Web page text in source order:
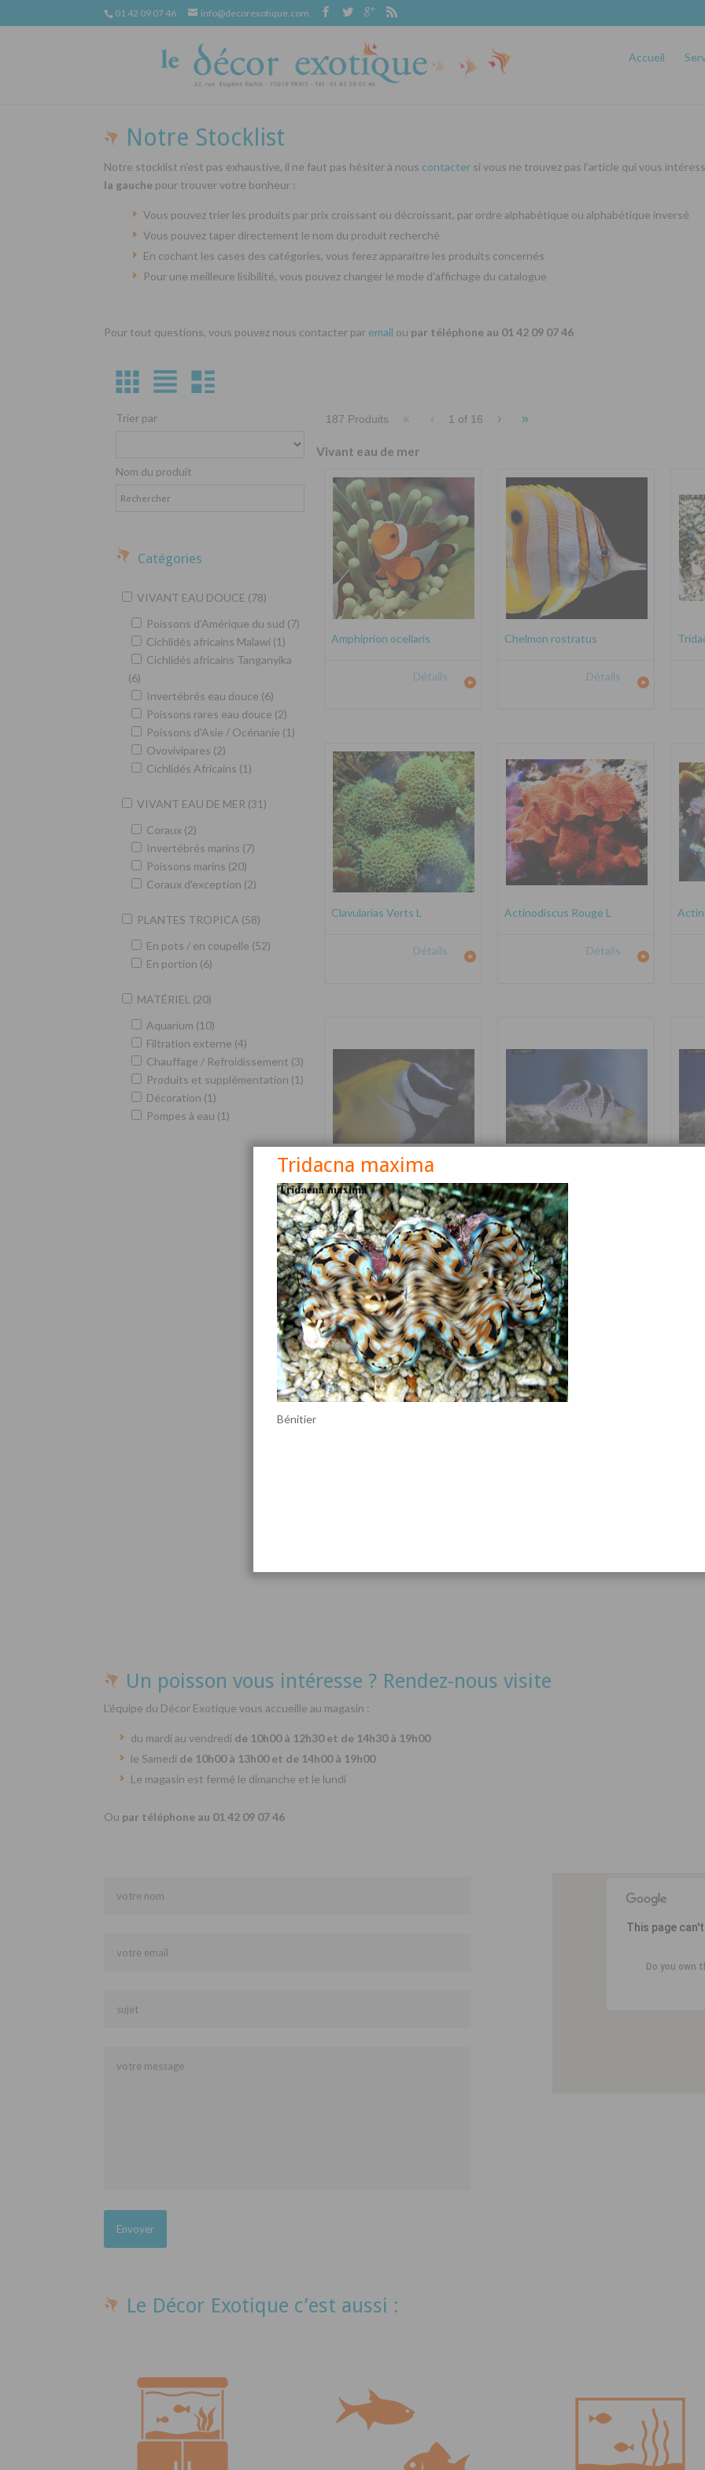
01 42 09 07 46 info@decorexotique.com
Accueil
Notre Stocklist
Notre stocklist n’est pas exhaustive, il ne faut pas hésiter à nous contacter si vous ne trouvez pas l’article qui vous
la gauche pour trouver votre bonheur :
Vous pouvez trier les produits par prix croissant ou décroissant, par ordre alphabétique ou alphabétique inversé
Vous pouvez taper directement le nom du produit recherché
En cochant les cases des catégories, vous ferez apparaitre les produits concernés
Pour une meilleure lisibilité, vous pouvez changer le mode d’affichage du catalogue
Pour tout questions, vous pouvez nous contacter par email ou par téléphone au 01 42 09 07 46
Trier par
Nom du produit
Catégories
VIVANT EAU DOUCE (78)
Poissons d'Amérique du sud (7)
Cichlidés africains Malawi (1)
Cichlidés africains Tanganyika
(6)
Invertébrés eau douce (6)
Poissons rares eau douce (2)
Poissons d'Asie / Océnanie (1)
Ovovivipares (2)
Cichlidés Africains (1)
VIVANT EAU DE MER (31)
Coraux (2)
Invertébrés marins (7)
Poissons marins (20)
Coraux d'exception (2)
PLANTES TROPICA (58)
En pots / en coupelle (52)
En portion (6)
MATÉRIEL (20)
Aquarium (10)
Filtration externe (4)
Chauffage / Refroidissement (3)
Produits et supplémentation (1)
Décoration (1)
Pompes à eau (1)
187 Produits « ‹ 1 of 16 › »
Vivant eau de mer
Amphiprion ocellaris
Détails
Chelmon rostratus
Détails
Clavularias Verts L
Détails
Actinodiscus Rouge L
Détails
Siganus vulpinus
Détails
Canthigaster valentini
Un poisson vous intéresse ? Rendez-nous visite
L’équipe du Décor Exotique vous accueille au magasin :
du mardi au vendredi de 10h00 à 12h30 et de 14h30 à 19h00
le Samedi de 10h00 à 13h00 et de 14h00 à 19h00
Le magasin est fermé le dimanche et le lundi
Ou par téléphone au 01 42 09 07 46
This page
Do you own
Le Décor Exotique c’est aussi :
Tridacna maxima
Bénitier